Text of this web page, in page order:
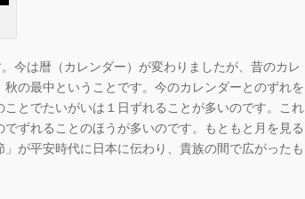
今は暦（カレンダー）が変わりましたが、昔のカレ
の最中ということです。今のカレンダーとのずれを
とでたいがいは１日ずれることが多いのです。これ
ずれることのほうが多いのです。もともと月を見る
が平安時代に日本に伝わり、貴族の間で広がったも